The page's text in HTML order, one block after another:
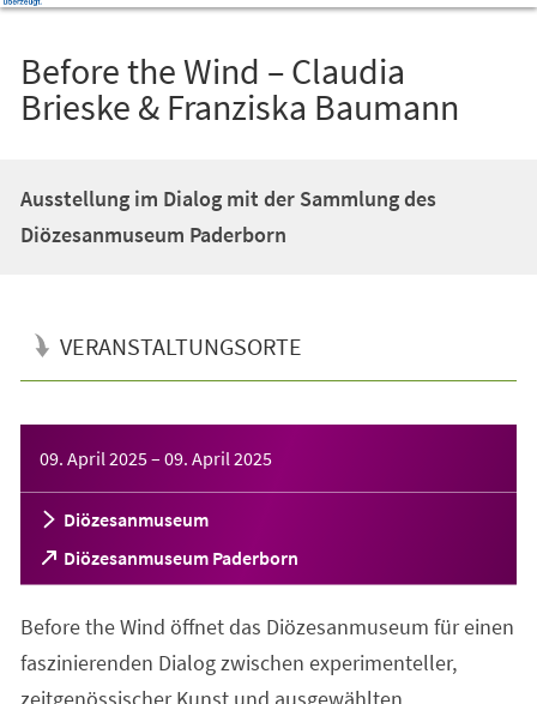
Before the Wind – Claudia
Brieske & Franziska Baumann
Ausstellung im Dialog mit der Sammlung des
Diözesanmuseum Paderborn
VERANSTALTUNGSORTE
09. April 2025– 09. April 2025
Diözesanmuseum
Diözesanmuseum Paderborn
(Öffnet
in
neuen
Tab)
Before the Wind öffnet das Diözesanmuseum für einen
faszinierenden Dialog zwischen experimenteller,
zeitgenössischer Kunst und ausgewählten